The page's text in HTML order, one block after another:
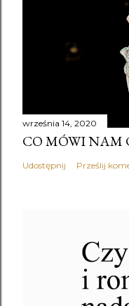
września 14, 2020
CO MÓWI NAM
Udostępnij Prześlij